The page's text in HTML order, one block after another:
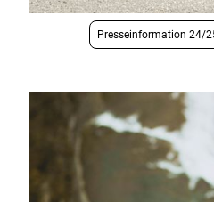
Presseinformation 24/